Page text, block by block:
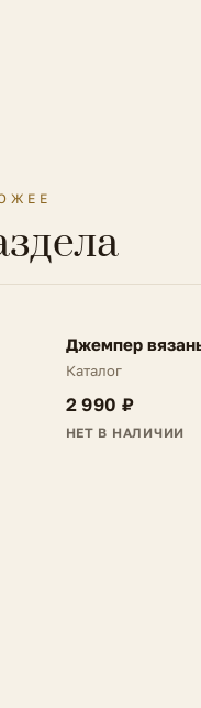
NEW
FV
Джемпер
Каталог
2 990 ₽
НЕТ В НАЛИЧИИ